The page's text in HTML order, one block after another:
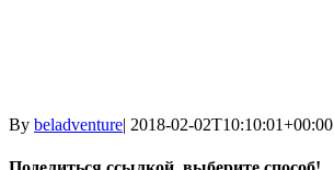
By beladventure| 2018-02-02T10:10:01+00:00